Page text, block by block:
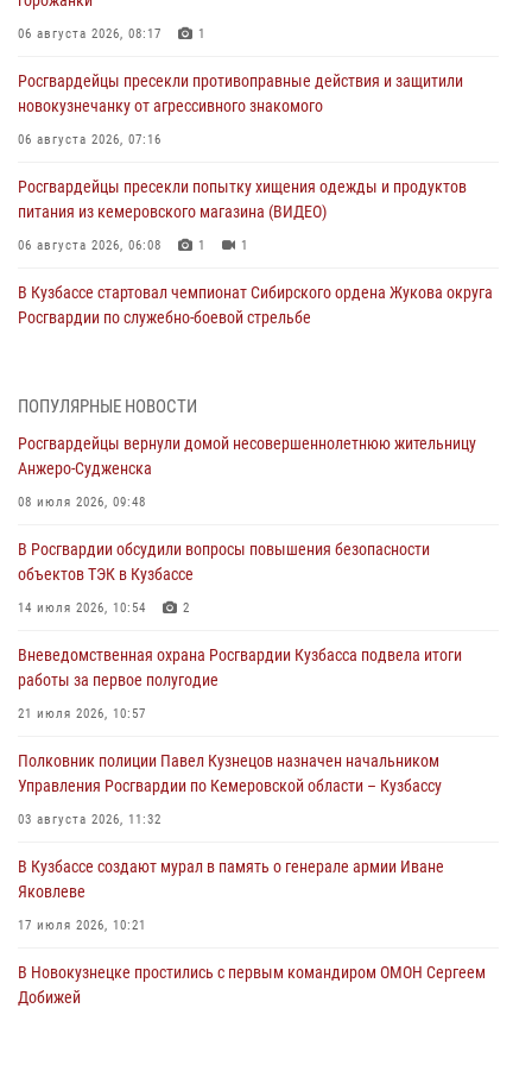
06 августа 2026, 08:17 1
Росгвардейцы пресекли противоправные действия и защитили
новокузнечанку от агрессивного знакомого
06 августа 2026, 07:16
Росгвардейцы пресекли попытку хищения одежды и продуктов
питания из кемеровского магазина (ВИДЕО)
06 августа 2026, 06:08 1 1
В Кузбассе стартовал чемпионат Сибирского ордена Жукова округа
Росгвардии по служебно-боевой стрельбе
Росгвардейцы задержали в Кемерове дебошира, устроившего
05 августа 2026, 09:30
Росгвардейцы задержали участника драки, причинившего побои
05 августа 2026, 08:50
Росгвардейцы пресекли нарушение общественного порядка на
05 августа 2026, 08:10
Росгвардейцы в Юрге пресекли попытку проникновения на
05 августа 2026, 07:45
ПОПУЛЯРНЫЕ НОВОСТИ
Росгвардейцы вернули домой несовершеннолетнюю жительницу
Анжеро-Судженска
08 июля 2026, 09:48
В Росгвардии обсудили вопросы повышения безопасности
объектов ТЭК в Кузбассе
14 июля 2026, 10:54 2
Вневедомственная охрана Росгвардии Кузбасса подвела итоги
работы за первое полугодие
21 июля 2026, 10:57
Полковник полиции Павел Кузнецов назначен начальником
Управления Росгвардии по Кемеровской области – Кузбассу
03 августа 2026, 11:32
В Кузбассе создают мурал в память о генерале армии Иване
Яковлеве
17 июля 2026, 10:21
В Новокузнецке простились с первым командиром ОМОН Сергеем
Добижей